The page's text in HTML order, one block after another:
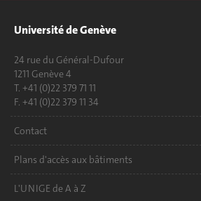
Université de Genève
24 rue du Général-Dufour
1211 Genève 4
T. +41 (0)22 379 71 11
F. +41 (0)22 379 11 34
Contact
Plans d'accès aux bâtiments
L'UNIGE de A à Z